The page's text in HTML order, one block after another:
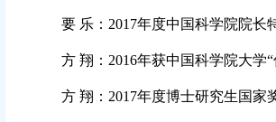
要 乐： 2017年度中国科学院院长
方 翔： 2016年获中国科学院大学“
方 翔： 2017年度博士研究生国家